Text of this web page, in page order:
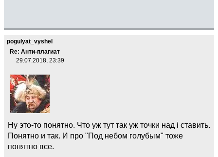
pogulyat_vyshel
Re: Анти-плагиат
29.07.2018, 23:39
Ну это-то понятно. Что уж тут так уж точки над i ставить.
Понятно и так. И про "Под небом голубым" тоже
понятно все.